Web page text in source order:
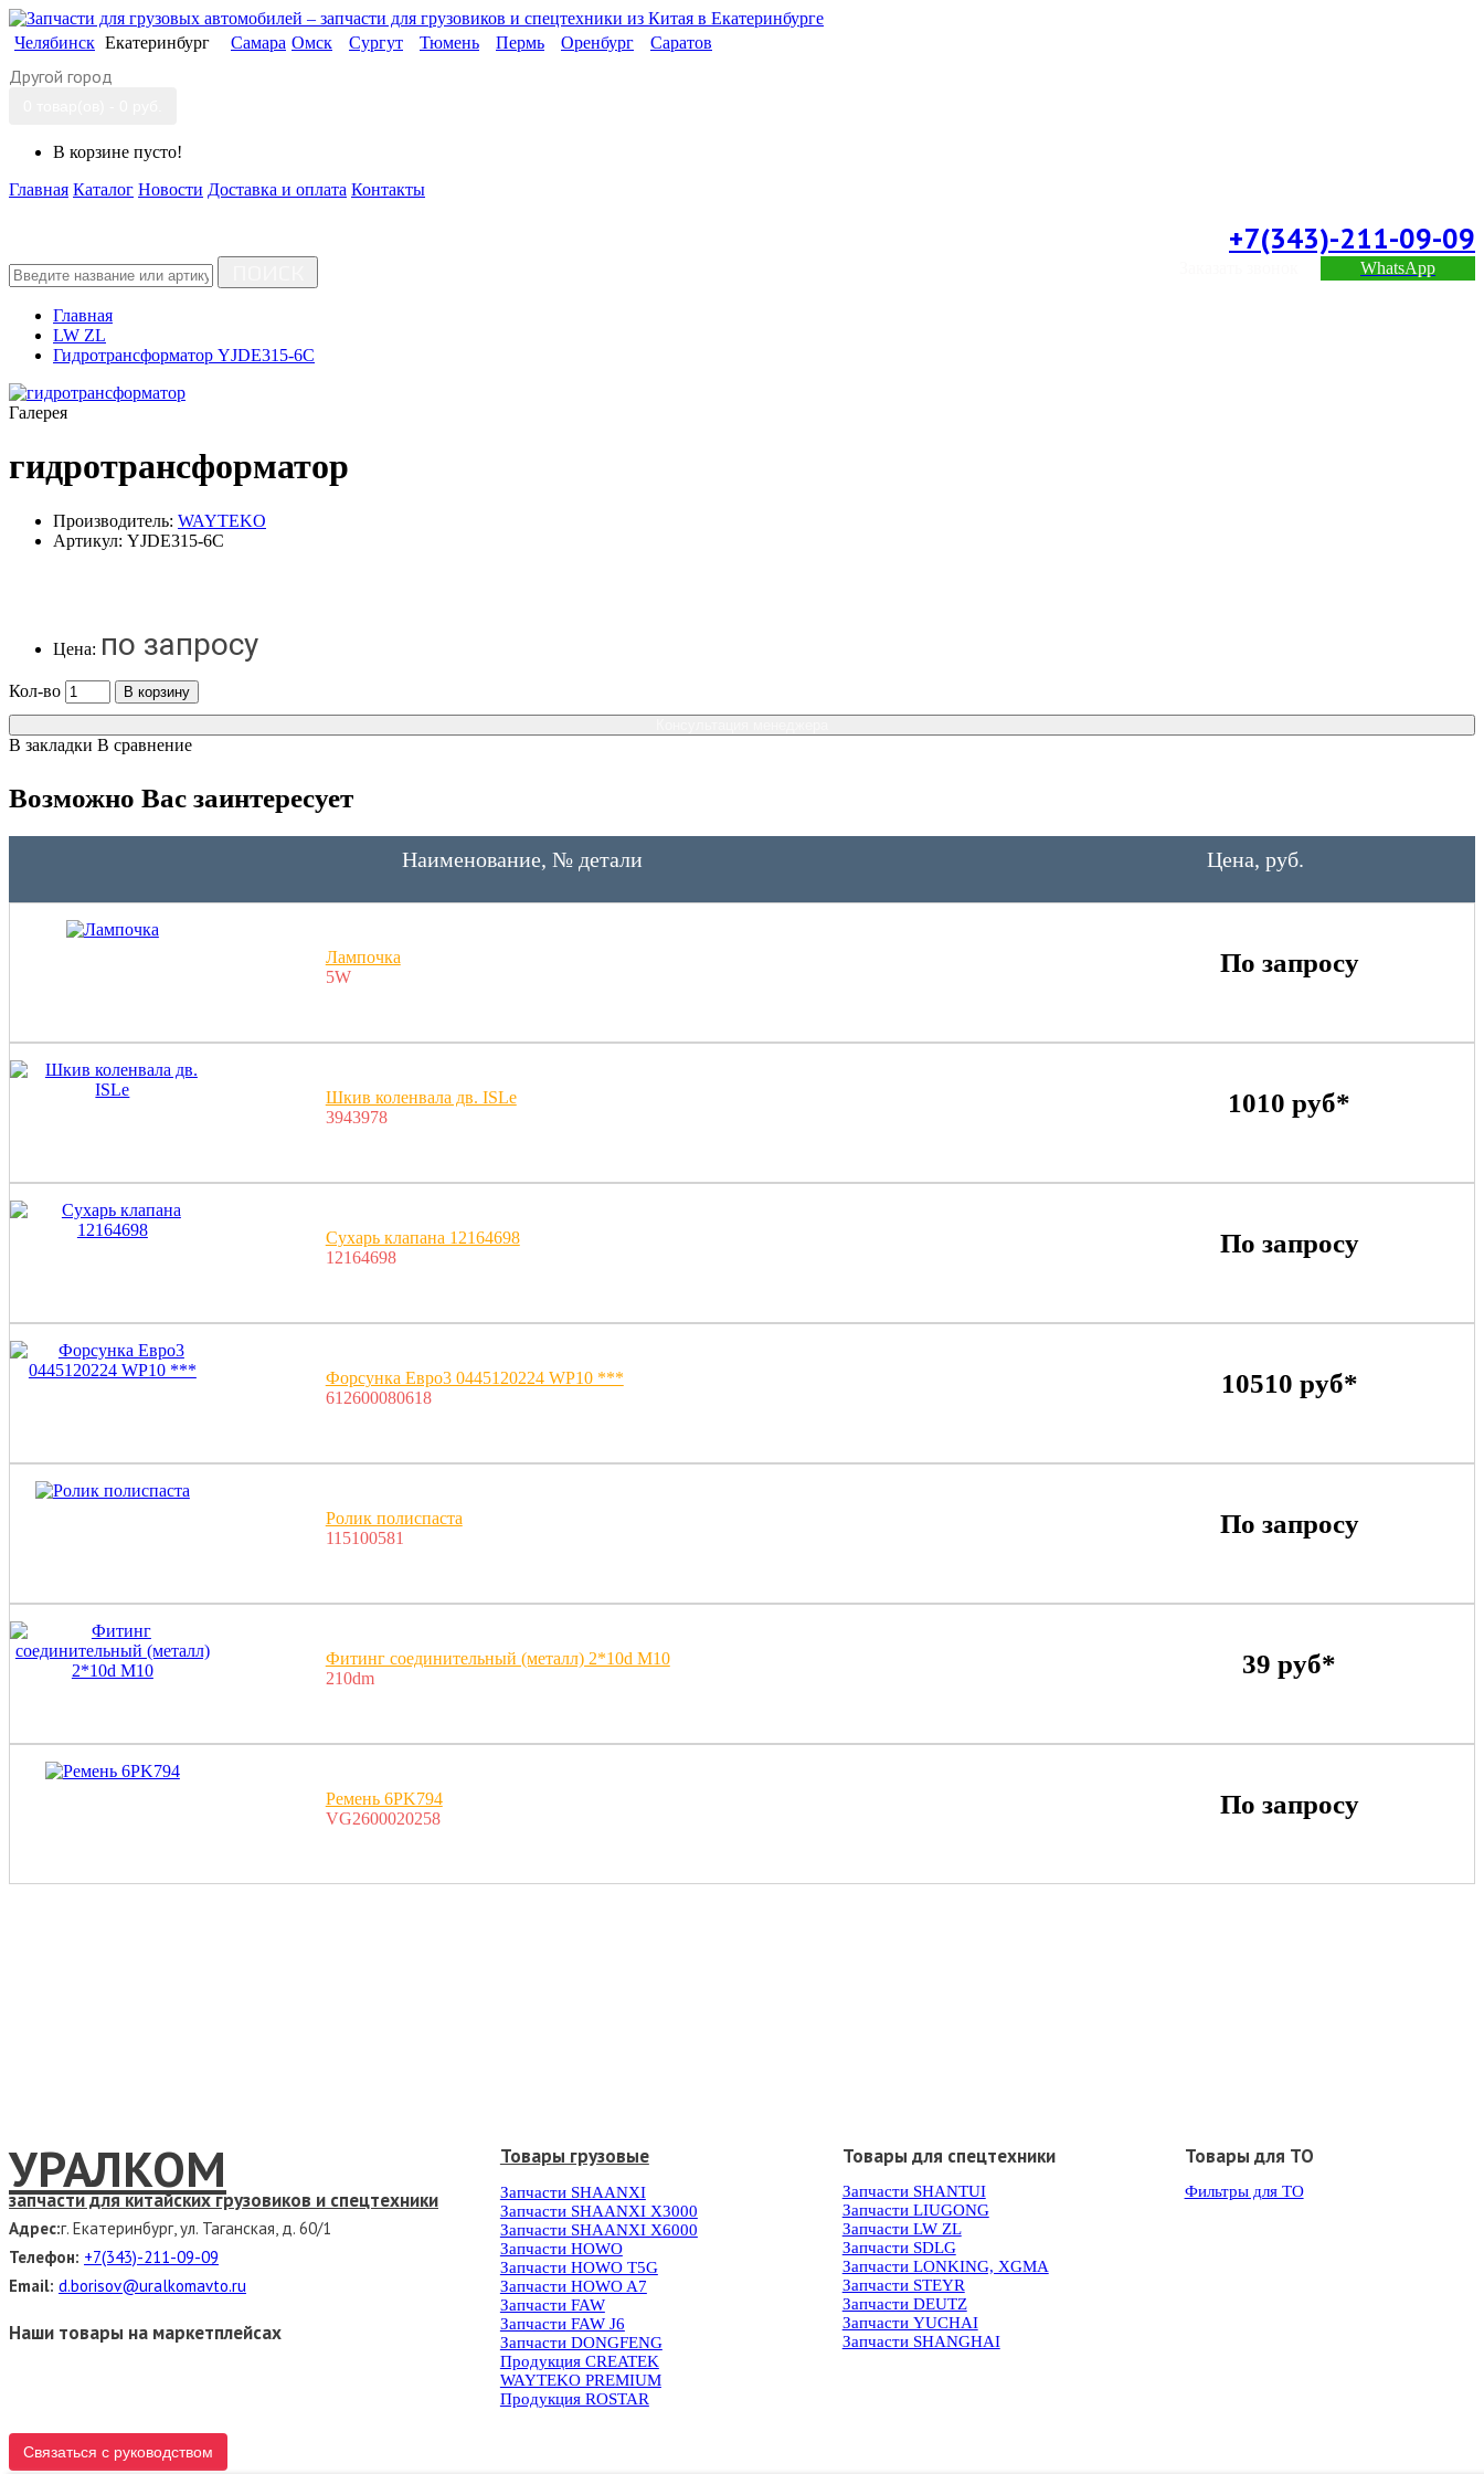
Челябинск Екатеринбург Самара Омск Сургут Тюмень Пермь Оренбург Саратов
Другой город
В корзине пусто!
Главная Каталог Новости Доставка и оплата Контакты
+7(343)-211-09-09
WhatsApp
Главная
LW ZL
Гидротрансформатор YJDE315-6C
Галерея
гидротрансформатор
Производитель: WAYTEKO
Артикул: YJDE315-6C
Цена: по запросу
Кол-во
В корзину
В закладки В сравнение
Возможно Вас заинтересует
Наименование, № детали Цена, руб.
Лампочка
5W
По запросу
Шкив коленвала дв. ISLe
3943978
1010 руб*
Сухарь клапана 12164698
12164698
По запросу
Форсунка Евро3 0445120224 WP10 ***
612600080618
10510 руб*
Ролик полиспаста
115100581
По запросу
Фитинг соединительный (металл) 2*10d M10
210dm
39 руб*
Ремень 6PK794
VG2600020258
По запросу
УРАЛКОМ
запчасти для китайских грузовиков и спецтехники
Адрес:г. Екатеринбург, ул. Таганская, д. 60/1
Телефон: +7(343)-211-09-09
Email: d.borisov@uralkomavto.ru
Наши товары на маркетплейсах
Связаться с руководством
Товары грузовые
Запчасти SHAANXI
Запчасти SHAANXI X3000
Запчасти SHAANXI X6000
Запчасти HOWO
Запчасти HOWO T5G
Запчасти HOWO A7
Запчасти FAW
Запчасти FAW J6
Запчасти DONGFENG
Продукция CREATEK
WAYTEKO PREMIUM
Продукция ROSTAR
Товары для спецтехники
Запчасти SHANTUI
Запчасти LIUGONG
Запчасти LW ZL
Запчасти SDLG
Запчасти LONKING, XGMA
Запчасти STEYR
Запчасти DEUTZ
Запчасти YUCHAI
Запчасти SHANGHAI
Товары для ТО
Фильтры для ТО